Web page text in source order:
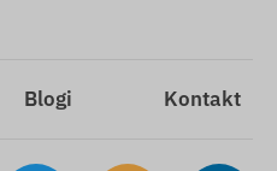
Blogi Kontakt